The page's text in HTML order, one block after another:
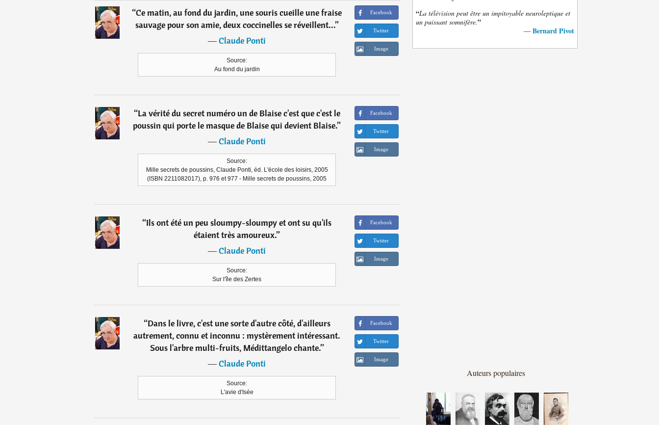
“Ce matin, au fond du jardin, une souris cueille une fraise
sauvage pour son amie, deux coccinelles se réveillent...”
―Claude Ponti
Source:
Au fond du jardin
Facebook
Twitter
Image
“La vérité du secret numéro un de Blaise c'est que c'est le
poussin qui porte le masque de Blaise qui devient Blaise.”
―Claude Ponti
Source:
Mille secrets de poussins, Claude Ponti, éd. L'école des loisirs, 2005
(ISBN 2211082017), p. 976 et 977 - Mille secrets de poussins, 2005
Facebook
Twitter
Image
“Ils ont été un peu sloumpy-sloumpy et ont su qu'ils
étaient très amoureux.”
―Claude Ponti
Source:
Sur l'île des Zertes
Facebook
Twitter
Image
“Dans le livre, c'est une sorte d'autre côté, d'ailleurs
autrement, connu et inconnu : mystèrement intéressant.
Sous l'arbre multi-fruits, Médittangelo chante.”
―Claude Ponti
Source:
L'avie d'Isée
Facebook
Twitter
Image
“La télévision peut être un impitoyable neuroleptique et
un puissant somnifère.”
— Bernard Pivot
Auteurs populaires